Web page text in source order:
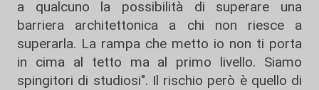
a qualcuno la possibilità di superare una
barriera architettonica a chi non riesce a
superarla. La rampa che metto io non ti porta
in cima al tetto ma al primo livello. Siamo
spingitori di studiosi". Il rischio però è quello di